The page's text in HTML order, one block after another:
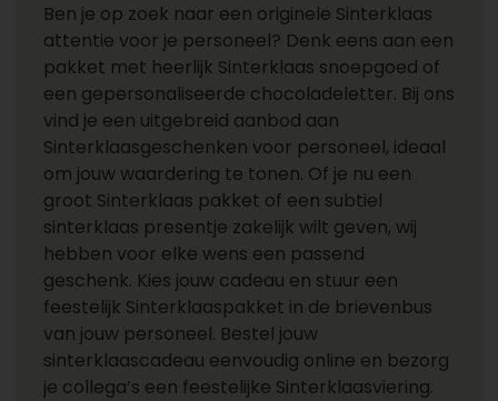
Ben je op zoek naar een originele Sinterklaas
attentie voor je personeel? Denk eens aan een
pakket met heerlijk Sinterklaas snoepgoed of
een gepersonaliseerde chocoladeletter. Bij ons
vind je een uitgebreid aanbod aan
Sinterklaasgeschenken voor personeel, ideaal
om jouw waardering te tonen. Of je nu een
groot Sinterklaas pakket of een subtiel
sinterklaas presentje zakelijk wilt geven, wij
hebben voor elke wens een passend
geschenk. Kies jouw cadeau en stuur een
feestelijk Sinterklaaspakket in de brievenbus
van jouw personeel. Bestel jouw
sinterklaascadeau eenvoudig online en bezorg
je collega’s een feestelijke Sinterklaasviering.